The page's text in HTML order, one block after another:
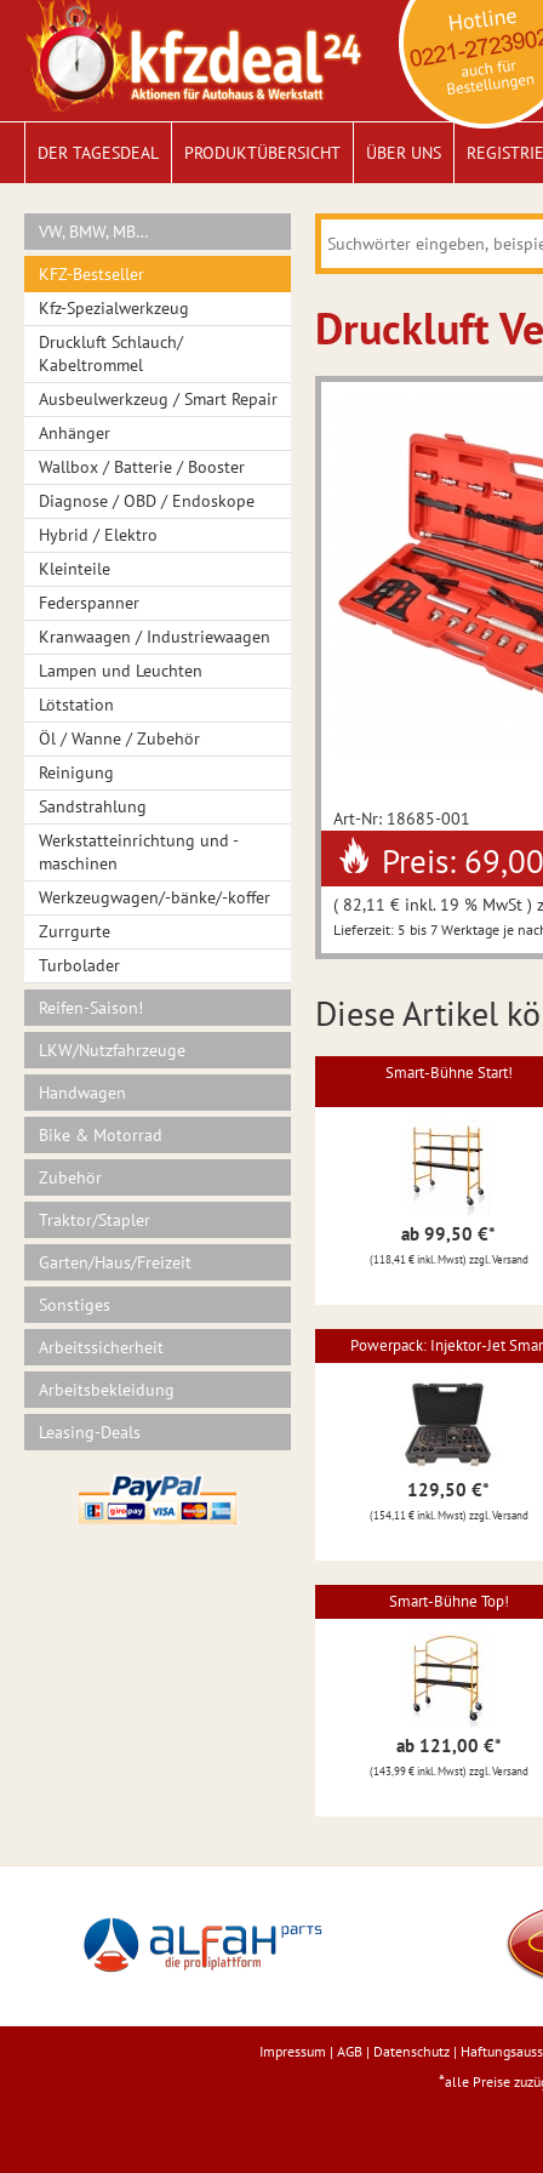
DER TAGESDEAL PRODUKTÜBERSICHT ÜBER UNS
VW, BMW, MB…
KFZ-Bestseller
Kfz-Spezialwerkzeug
Druckluft Schlauch/
Kabeltrommel
Ausbeulwerkzeug / Smart Repair
Anhänger
Wallbox / Batterie / Booster
Diagnose / OBD / Endoskope
Hybrid / Elektro
Kleinteile
Federspanner
Kranwaagen / Industriewaagen
Lampen und Leuchten
Lötstation
Öl / Wanne / Zubehör
Reinigung
Sandstrahlung
Werkstatteinrichtung und -
maschinen
Werkzeugwagen/-bänke/-koffer
Zurrgurte
Turbolader
Reifen-Saison!
LKW/Nutzfahrzeuge
Handwagen
Bike & Motorrad
Zubehör
Traktor/Stapler
Garten/Haus/Freizeit
Sonstiges
Arbeitssicherheit
Arbeitsbekleidung
Leasing-Deals
Druckluft
Art-Nr: 18685-001
Preis:
( 82,11 € inkl. 19 % MwSt )
Lieferzeit: 5 bis 7 Werktage je
Diese Artikel
Smart-Bühne Start!
ab 99,50 €*
(118,41 € inkl. Mwst) zzgl. Versand
Powerpack: Injektor-Jet
129,50 €*
(154,11 € inkl. Mwst) zzgl. Versand
Smart-Bühne Top!
ab 121,00 €*
(143,99 € inkl. Mwst) zzgl. Versand
Impressum | AGB | Datenschutz |
*alle Preise